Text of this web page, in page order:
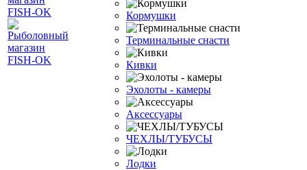
Кормушки
Терминальные снасти
Кивки
Эхолоты - камеры
Аксессуары
ЧЕХЛЫ/ТУБУСЫ
Лодки